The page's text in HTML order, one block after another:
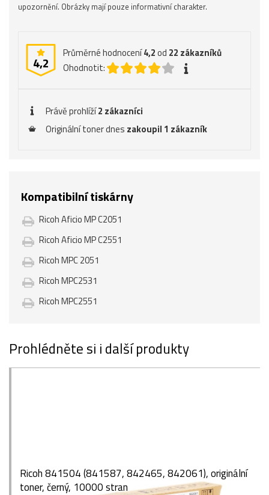
upozornění. Obrázky mají pouze informativní charakter.
4,2
Průměrné hodnocení4,2od 22 zákazníků
Ohodnotit:
Právě prohlíží2 zákazníci
Originální toner dnes zakoupil 1 zákazník
Kompatibilní tiskárny
Ricoh Aficio MP C2051
Ricoh Aficio MP C2551
Ricoh MPC 2051
Ricoh MPC2531
Ricoh MPC2551
Prohlédněte si i další produkty
Ricoh 841504 (841587, 842465, 842061), originální
toner, černý, 10000 stran